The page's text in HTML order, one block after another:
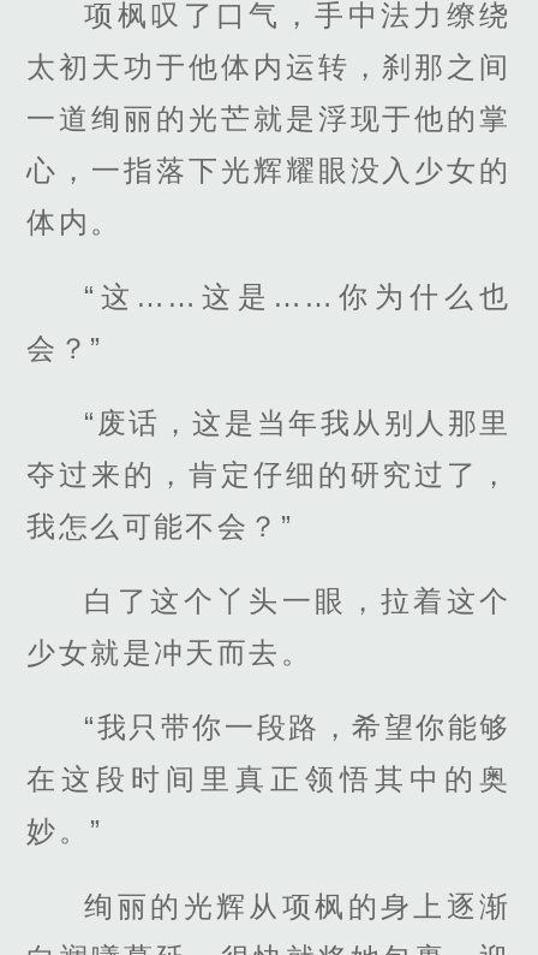
项枫叹了口气，手中法力缭绕
太初天功于他体内运转，刹那之间
一道绚丽的光芒就是浮现于他的掌
心，一指落下光辉耀眼没入少女的
体内。
“这……这是……你为什么也
会？”
“废话，这是当年我从别人那里
夺过来的，肯定仔细的研究过了，
我怎么可能不会？”
白了这个丫头一眼，拉着这个
少女就是冲天而去。
“我只带你一段路，希望你能够
在这段时间里真正领悟其中的奥
妙。”
绚丽的光辉从项枫的身上逐渐